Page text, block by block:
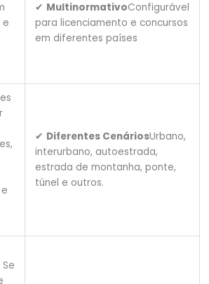
e
✔ MultinormativoConfigurável
para licenciamento e concursos
em diferentes países
✔ Diferentes CenáriosUrbano,
interurbano, autoestrada,
estrada de montanha, ponte,
túnel e outros.
Se